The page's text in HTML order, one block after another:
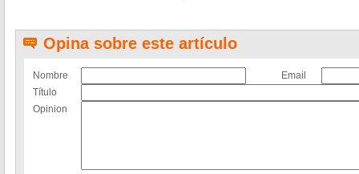
Opina sobre este artículo
Nombre
Email
Título
Opinion